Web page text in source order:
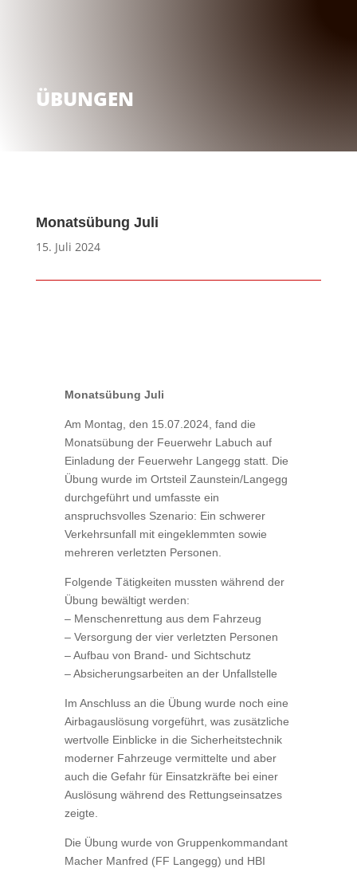
ÜBUNGEN
Monatsübung Juli
15. Juli 2024
Monatsübung Juli
Am Montag, den 15.07.2024, fand die
Monatsübung der Feuerwehr Labuch auf
Einladung der Feuerwehr Langegg statt. Die
Übung wurde im Ortsteil Zaunstein/Langegg
durchgeführt und umfasste ein
anspruchsvolles Szenario: Ein schwerer
Verkehrsunfall mit eingeklemmten sowie
mehreren verletzten Personen.
Folgende Tätigkeiten mussten während der
Übung bewältigt werden:
– Menschenrettung aus dem Fahrzeug
– Versorgung der vier verletzten Personen
– Aufbau von Brand- und Sichtschutz
– Absicherungsarbeiten an der Unfallstelle
Im Anschluss an die Übung wurde noch eine
Airbagauslösung vorgeführt, was zusätzliche
wertvolle Einblicke in die Sicherheitstechnik
moderner Fahrzeuge vermittelte und aber
auch die Gefahr für Einsatzkräfte bei einer
Auslösung während des Rettungseinsatzes
zeigte.
Die Übung wurde von Gruppenkommandant
Macher Manfred (FF Langegg) und HBI